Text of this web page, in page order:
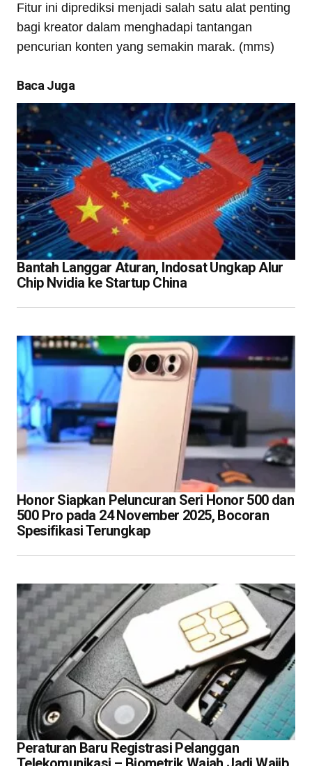
Fitur ini diprediksi menjadi salah satu alat penting
bagi kreator dalam menghadapi tantangan
pencurian konten yang semakin marak. (mms)
Baca Juga
Bantah Langgar Aturan, Indosat Ungkap Alur
Chip Nvidia ke Startup China
Honor Siapkan Peluncuran Seri Honor 500 dan
500 Pro pada 24 November 2025, Bocoran
Spesifikasi Terungkap
Peraturan Baru Registrasi Pelanggan